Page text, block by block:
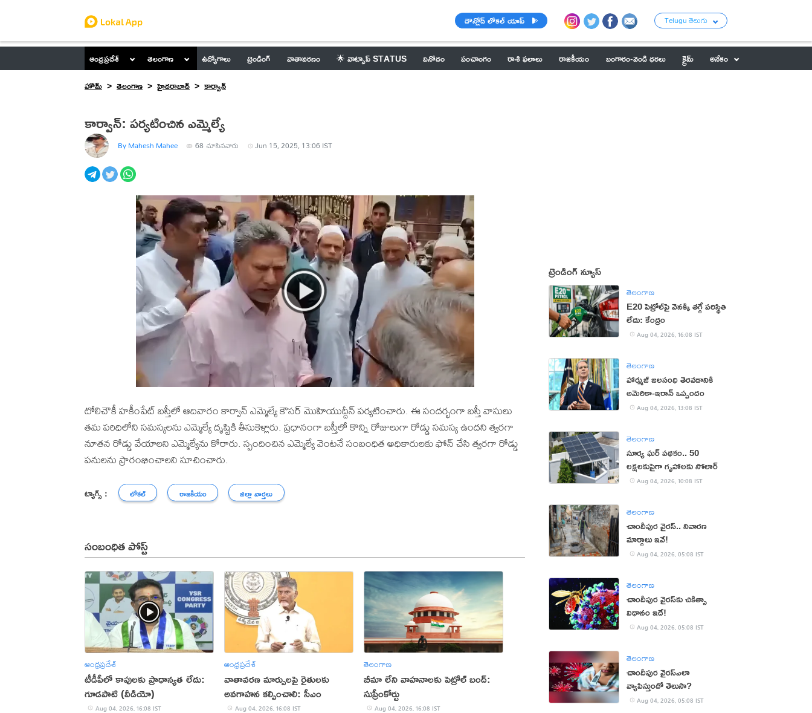
డౌన్లోడ్ లోకల్ యాప్ Telugu తెలుగు
ఆంధ్రప్రదేశ్ తెలంగాణ ఉద్యోగాలు ట్రెండింగ్ వాతావరణం 🌟 వాట్సాప్ STATUS వినోదం పంచాంగం రాశి ఫలాలు రాజకీయం బంగారం-వెండి ధరలు క్రైమ్
అనేకం
హోమ్
తెలంగాణ హైదరాబాద్ కార్వాన్
కార్వాన్: పర్యటించిన ఎమ్మెల్యే
By Mahesh Mahee 68 చూసినవారు Jun 15, 2025, 13:06 IST
టోలిచౌకీ హకీంపేట్ బస్తీలో ఆదివారం కార్వాన్ ఎమ్మెల్యే కౌసర్ మొహియుద్దీన్ పర్యటించారు. ఈ సందర్భంగా బస్తీ వాసులు
తమ పరిధిలోని సమస్యలను ఎమ్మెల్యే దృష్టికి తీసుకెళ్లారు. ప్రధానంగా బస్తీలో కొన్ని రోజులుగా రోడ్డు సమస్య ఉందని త్వరగా
నూతన రోడ్డు వేయాలని ఎమ్మెల్యేను కోరారు. స్పందించిన ఎమ్మెల్యే వెంటనే సంబంధిత అధికారులకు ఫోన్ చేసి త్వరగా రోడ్డు
పనులను ప్రారంభించాలని సూచించారు.
ట్యాగ్స్ : లోకల్ రాజకీయం జిల్లా వార్తలు
సంబంధిత పోస్ట్
ఆంధ్రప్రదేశ్
టీడీపీలో కాపులకు ప్రాధాన్యత లేదు:
గూడపాటి (వీడియో)
Aug 04, 2026, 16:08 IST
ఆంధ్రప్రదేశ్
వాతావరణ మార్పులపై రైతులకు
అవగాహన కల్పించాలి: సీఎం
Aug 04, 2026, 16:08 IST
తెలంగాణ
బీమా లేని వాహనాలకు పెట్రోల్ బంద్:
సుప్రీంకోర్టు
Aug 04, 2026, 16:08 IST
ట్రెండింగ్ న్యూస్
తెలంగాణ
E20 పెట్రోల్‌పై వెనక్కి తగ్గే పరిస్థితి
లేదు: కేంద్రం
Aug 04, 2026, 16:08 IST
తెలంగాణ
హార్ముజ్ జలసంధి తెరవడానికి
అమెరికా-ఇరాన్ ఒప్పందం
Aug 04, 2026, 13:08 IST
తెలంగాణ
సూర్య ఘర్ పథకం.. 50
లక్షలకుపైగా గృహాలకు సోలార్
Aug 04, 2026, 10:08 IST
తెలంగాణ
చాందీపుర వైరస్.. నివారణ
మార్గాలు ఇవే!
Aug 04, 2026, 05:08 IST
తెలంగాణ
చాందీపుర వైరస్‌కు చికిత్సా
విధానం ఇదే!
Aug 04, 2026, 05:08 IST
తెలంగాణ
చాందీపుర వైరస్ఎలా
వ్యాపిస్తుందో తెలుసా?
Aug 04, 2026, 05:08 IST